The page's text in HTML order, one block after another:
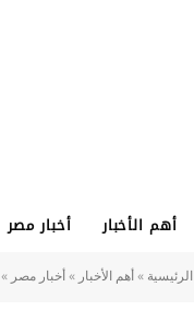
أهم الأخبار أخبار مصر
الرئيسية»أهم الأخبار»أخبار مصر»